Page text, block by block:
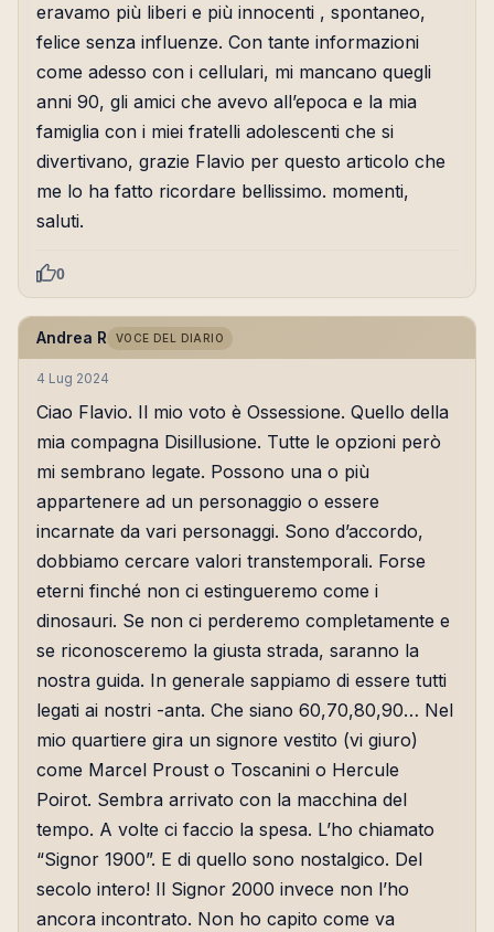
eravamo più liberi e più innocenti , spontaneo,
felice senza influenze. Con tante informazioni
come adesso con i cellulari, mi mancano quegli
anni 90, gli amici che avevo all’epoca e la mia
famiglia con i miei fratelli adolescenti che si
divertivano, grazie Flavio per questo articolo che
me lo ha fatto ricordare bellissimo. momenti,
saluti.
0
Andrea R VOCE DEL DIARIO
4 Lug 2024
Ciao Flavio. Il mio voto è Ossessione. Quello della
mia compagna Disillusione. Tutte le opzioni però
mi sembrano legate. Possono una o più
appartenere ad un personaggio o essere
incarnate da vari personaggi. Sono d’accordo,
dobbiamo cercare valori transtemporali. Forse
eterni finché non ci estingueremo come i
dinosauri. Se non ci perderemo completamente e
se riconosceremo la giusta strada, saranno la
nostra guida. In generale sappiamo di essere tutti
legati ai nostri -anta. Che siano 60,70,80,90… Nel
mio quartiere gira un signore vestito (vi giuro)
come Marcel Proust o Toscanini o Hercule
Poirot. Sembra arrivato con la macchina del
tempo. A volte ci faccio la spesa. L’ho chiamato
“Signor 1900”. E di quello sono nostalgico. Del
secolo intero! Il Signor 2000 invece non l’ho
ancora incontrato. Non ho capito come va